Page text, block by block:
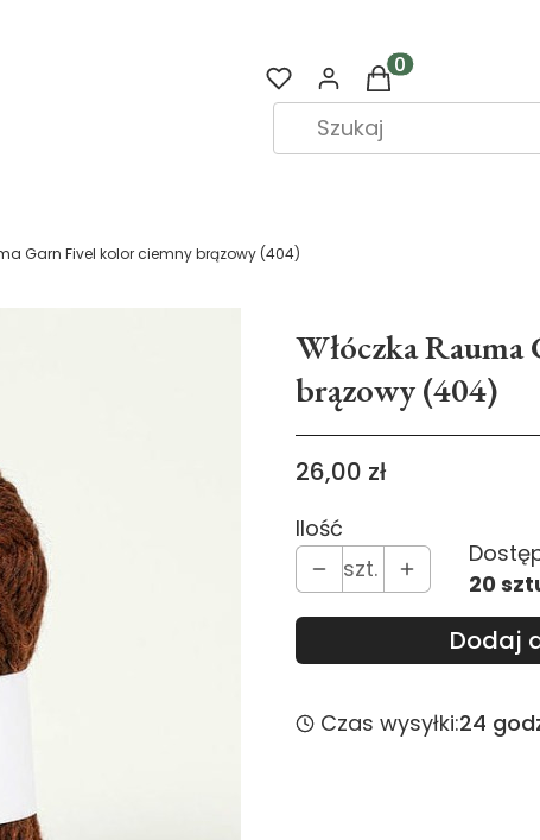
Produkty w
Garn Fivel kolor ciemny brązowy (404)
Włóczka
brązowy (404)
Cena
26,00 zł
Ilość
szt.
20
Dodaj
Czas wysyłki:24